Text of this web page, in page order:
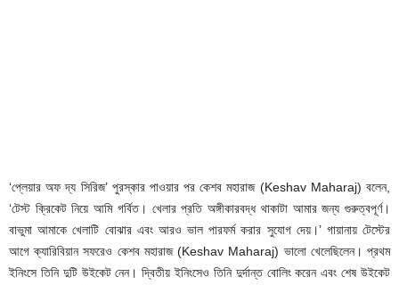
‘প্লেয়ার অফ দ্য সিরিজ’ পুরস্কার পাওয়ার পর কেশব মহারাজ (Keshav Maharaj) বলেন,
‘টেস্ট ক্রিকেট নিয়ে আমি গর্বিত। খেলার প্রতি অঙ্গীকারবদ্ধ থাকাটা আমার জন্য গুরুত্বপূর্ণ।
বাভুমা আমাকে খেলাটি বোঝার এবং আরও ভাল পারফর্ম করার সুযোগ দেয়।’ গায়ানায় টেস্টের
আগে ক্যারিবিয়ান সফরেও কেশব মহারাজ (Keshav Maharaj) ভালো খেলেছিলেন। প্রথম
ইনিংসে তিনি দুটি উইকেট নেন। দ্বিতীয় ইনিংসেও তিনি দুর্দান্ত বোলিং করেন এবং শেষ উইকেট